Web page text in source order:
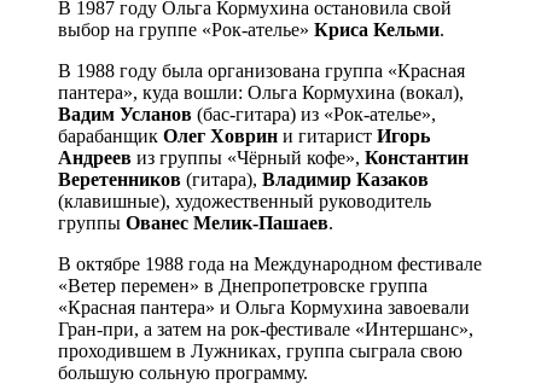
В 1987 году Ольга Кормухина остановила свой
выбор на группе «Рок-ателье» Криса Кельми.
В 1988 году была организована группа «Красная
пантера», куда вошли: Ольга Кормухина (вокал),
Вадим Усланов (бас-гитара) из «Рок-ателье»,
барабанщик Олег Ховрин и гитарист Игорь
Андреев из группы «Чёрный кофе», Константин
Веретенников (гитара), Владимир Казаков
(клавишные), художественный руководитель
группы Ованес Мелик-Пашаев.
В октябре 1988 года на Международном фестивале
«Ветер перемен» в Днепропетровске группа
«Красная пантера» и Ольга Кормухина завоевали
Гран-при, а затем на рок-фестивале «Интершанс»,
проходившем в Лужниках, группа сыграла свою
большую сольную программу.